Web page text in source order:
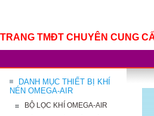
TRANG TMĐT CHUYÊN CUNG
DANH MỤC THIẾT BỊ KHÍ
NÉN OMEGA-AIR
BỘ LỌC KHÍ OMEGA-AIR